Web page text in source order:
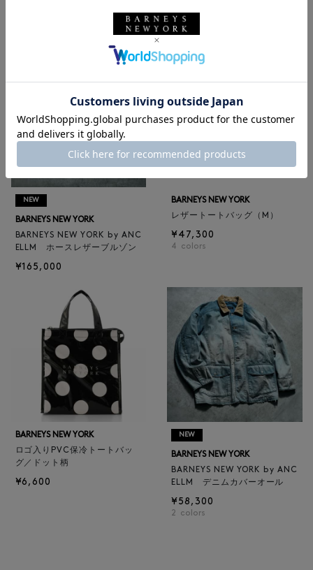
RECOMMEND
NEW
BARNEYS NEW YORK
BARNEYS NEW YORK by ANC
ELLM ホースレザーブルゾン
¥165,000
BARNEYS NEW YORK
レザートートバッグ（M）
¥47,300
4 colors
BARNEYS NEW YORK
ロゴ入りPVC保冷トートバッ
グ／ドット柄
¥6,600
NEW
BARNEYS NEW YORK
BARNEYS NEW YORK by ANC
ELLM デニムカバーオール
¥58,300
2 colors